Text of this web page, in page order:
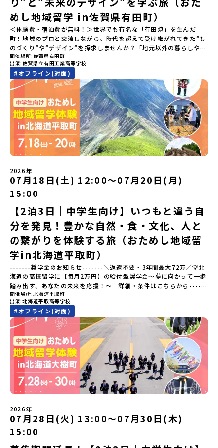
さいね😊▶︎全体説明会のアーカイブはこちら（アーカイブを視聴す
る）YouTube：https://youtu.be/Yt8nd04aNgA?
si=e5erbspvwz5O8_uF【アーカイブ内容】・おためし地域留学の
魅力・メリット・2026年度、日本全国20以上の対象地域について・
安心のサポート体制・質疑応答※各地域の詳細なプログラムは、以
下の【STEP2】個別説明会にて紹介しています。ーーーーーーーー
ーーーーーーーーーーーーーーーー💡疑問も不安もワクワクに変え
る！2つのステップ知りたいことに合わせて、2つの説明会をご活用
ください！【STEP1】全体オンライン説明会の視聴（☆上の動画で
いつでも視聴可能です） 〜まずは「おためし地域留学」を知りたい
方へ〜プログラムの全体像や魅力、サポート体制について解説しま
す。 【STEP2】個別プログラム説明会（☆順次ページを公開しま
す）〜「地域別のプログラム」を具体的に知りたい方へ〜 「現地で
は何をするの？」という疑問にお答えする説明会です。その場所な
らではのプログラムをたっぷりお伝えします！🚩現在公開中の個別
説明会はこちらから（順次公開予定）【5/7(木)】北海道平取町
【5/8(金)】熊本県芦北町▼おためし地域留学の情報▼おためし地域
体験」のプログラム開催情報を公式LINEにて配信中！ぜひご登録く
ださい♪気になることや不安な点は、LINEから気軽にご相談くださ
い。👉 【LINE登録はこちら】
めし地域留学 in佐賀県有田町）
＜体験費・宿泊費が無料！＞世界でも有名な「有田焼」を生んだ
町！地域のプロと交流しながら、時代を超えて受け継がれてきた”も
のづくり”や”デザイン”を探求しませんか？「地元以外の暮らしや文
化が気になる。いつか留学してみたい！」「豊かな自然と伝統文
化、町並みに興味がある！」「ものづくりやきれいなデザインが好
き！」そんな中学生のみなさんにおすすめ！「おためし地域留学体
験」は、日本全国約200の高校と連携し、地域の枠を超えて学校生活
を送る「地域みらい留学」をプチ体験できるプログラムです。はじ
めてのひとり旅でも安心！現地でもスタッフがしっかりとサポート
いたします。今回のフィールドは「佐賀県有田町（ありたちょ
う）」佐賀県の西部にある有田町は、江戸時代から400年以上続く
「窯業（ようぎょう）」の町。 窯（かま）で粘土を焼いてつくるも
のづくりが、この町の文化として今も受け継がれています。世界で
も知られる「有田焼」は、この窯業の中から生まれました。長い歴
史の中で積み重ねられてきた技術や工夫、そして“つくる人の想
い”が、この町には残っています。また、文化施設が「日本遺産」や
「日本の20世紀遺産」に認定されるなど日本を代表する伝統工芸の
町です。さらに、有田町には「日本の棚田百選」に選ばれた「岳の
棚田（たなだ）」や「名水百選」や「水源の森百選」に選ばれた
「竜門峡（りゅうもんきょう）」など、思わず立ち止まりたくなる
ような自然も広がり、歴史・文化・自然が重なり合う、“本物”に出
会える場所です。そんな歴史・文化が豊かな佐賀県有田町で実際に
町を歩きながら学ぶフィールドワークをしたり、有田焼づくりに関
わる職人、町で暮らすプロデザイナー、地元の高校で学ぶ生徒など
と交流しながら「伝統的なものづくり」や「未来のデザイン」を一
緒に探求できます。ただ体験するだけじゃなくて、 “どうしてこの形
なんだろう？” “自分だったらどんなデザインにする？” そんなふう
に考える時間も、このプログラムの大切なポイントです。ここで出
会う人や体験が、自分の「好き」や「未来」につながるかもしれま
せん。この町でしかできない、ちょっと特別な体験を、ぜひ楽しん
でみませんか？体験のおすすめポイント体験プログラム内容（予
定）＜１日目＞（PM）「オリエンテーション・自己紹介ワーク」
「有田工業高校見学」 -陶芸技術をまなぶ！「セラミック科」のま
なび場を体験 -デザインセンスをまなぶ！「デザイン科」のまなび
場を体験「フィールドワーク」 -有田の歴史ある名所巡り -有田
の歴史的な町並みを体感する「有田焼絵付けアクティビティ」 -職
人さんからまなぶ！有田焼伝統の「絵付け」体験ワークショップ
（協力：clay studio）「みんなで楽しもう！BBQ」 -BBQづく
り -仲間や地元の高校生、町の大人たちと交流・対話＜２日目＞
（AM）「1日目の振り返り」「ワークショップ」 -ゲスト講師によ
（PM）「ランチ/お土産タイム」解散※天候の状況や参加人数によ
ってプログラムを変更する場合がございます。参加概要【開催場
所】佐賀県 有田町（ありたちょう）【実施日程】7月4日（土）〜7
月5日（日）※参加が確定した方には6月5日（金） 18:30～20:00に
「参加者向け事前オンライン研修」をご案内する予定です。必ず参
開催場所 佐賀県有田町
出演 佐賀県立有田工業高等学校
#オフライン(対面)
2026年
07月18日(土) 12:00〜07月20日(月)
15:00
【2泊3日｜中学生向け】いつもと違う自
分を発見！豊かな自然・食・文化、人と
の繋がりを体験する旅（おためし地域留
学in北海道平取町）
-------奨学金のお知らせ-------＼返還不要・3年間最大72万／💡北
海道の高校留学に【毎月2万円】の給付型奨学金～夢に向かって一歩
踏み出す、あなたの未来を応援！～ 詳細・条件はこちらから------
---------------------------＜体験費・宿泊費が無料＞累計3,000万
部以上販売された大人気マンガ「ゴールデンカムイ」の実写版映画
に登場する町！北海道の「アイヌ文化継承の地」で自然や食を体験
してみませんか？「地元以外の地域の暮らしが気になる。いつか留
学してみたい！」「アイヌ文化の歴史や、マンガに登場する世界を
自分の手で探求したい！」「自然が好きでもっと触れてあそびた
い！」そんな中学生のみなさんにおすすめ！「おためし地域留学体
験」は、日本全国約200の高校と連携し、地域の枠を超えて学校生活
を送る「地域みらい留学」をプチ体験できるプログラムです。はじ
めてのひとり旅でも安心！現地でもスタッフがしっかりとサポート
いたします。今回のフィールドは「北海道平取町（びらとりちょ
う）」北海道の南に位置する平取町（びらとりちょう）。壮大な自
然と「アイヌ文化」が継承されている町として広く知られていま
す。町名の「平取（びらとり）」は、アイヌ語「ピラ・ウトゥル」
（崖の間を意味）という言葉から名付けられました。見上げるほど
大きな山々が連なる「幌尻岳（ぽろしりだけ）」の景色は絶景！日
本一の広さを誇る「すずらん」が咲く花畑や、和牛がのんびりと過
開催場所 北海道平取町
出演 北海道平取高等学校
#オフライン(対面)
2026年
07月28日(火) 13:00〜07月30日(木)
15:00